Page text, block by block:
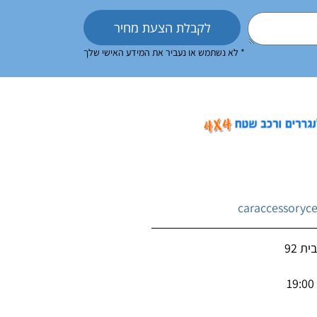
לקבלת הצעת מחיר
* לא נשתמש או נעביר את המידע האישי שלך
92